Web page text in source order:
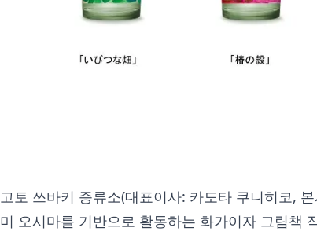
고토 쓰바키 증류소(대표이사: 카도타 쿠니히코,
미 오시마를 기반으로 활동하는 화가이자 그림책